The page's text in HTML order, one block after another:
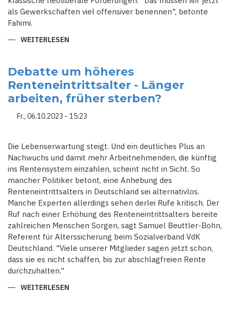
als Gewerkschaften viel offensiver benennen", betonte
Fahimi.
WEITERLESEN
AUSEINANDERSETZUNG
MIT
DER
AFD
AN
Debatte um höheres
Renteneintrittsalter - Länger
arbeiten, früher sterben?
Fr., 06.10.2023 - 15:23
Die Lebenserwartung steigt. Und ein deutliches Plus an
Nachwuchs und damit mehr Arbeitnehmenden, die künftig
ins Rentensystem einzahlen, scheint nicht in Sicht. So
mancher Politiker betont, eine Anhebung des
Renteneintrittsalters in Deutschland sei alternativlos.
Manche Experten allerdings sehen derlei Rufe kritisch. Der
Ruf nach einer Erhöhung des Renteneintrittsalters bereite
zahlreichen Menschen Sorgen, sagt Samuel Beuttler-Bohn,
Referent für Alterssicherung beim Sozialverband VdK
Deutschland. "Viele unserer Mitglieder sagen jetzt schon,
dass sie es nicht schaffen, bis zur abschlagfreien Rente
durchzuhalten."
WEITERLESEN